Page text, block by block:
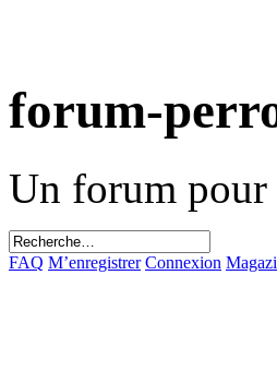
forum-
Un forum pour
FAQ M’enregistrer Connexion